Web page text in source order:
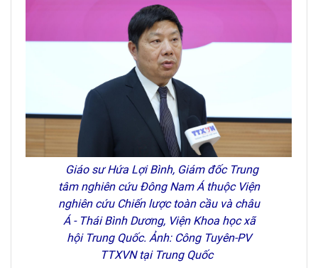
Giáo sư Hứa Lợi Bình, Giám đốc Trung
tâm nghiên cứu Đông Nam Á thuộc Viện
nghiên cứu Chiến lược toàn cầu và châu
Á - Thái Bình Dương, Viện Khoa học xã
hội Trung Quốc. Ảnh: Công Tuyên-PV
TTXVN tại Trung Quốc